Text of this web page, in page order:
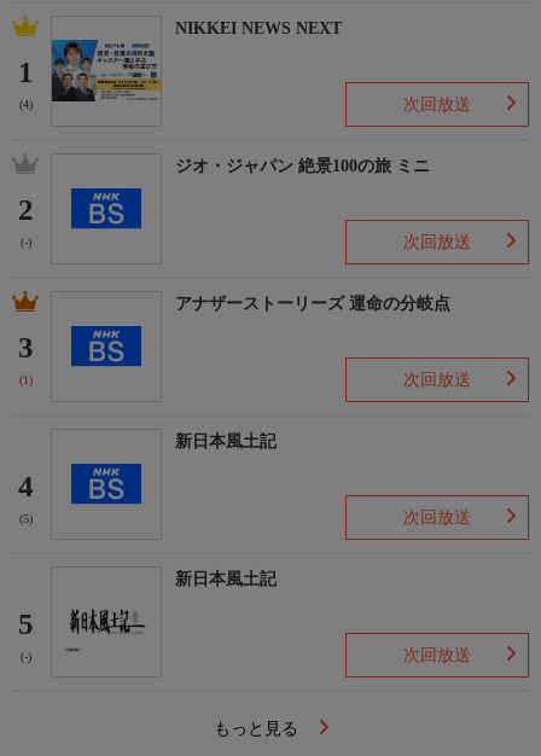
監督・演出
制作
（自由記述）
キーワード１
キーワード２
1
(4)
NIKKEI NEWS NEXT
次回放送
2
(-)
ジオ・ジャパン 絶景100の旅 ミニ
次回放送
3
(1)
アナザーストーリーズ 運命の分岐点
次回放送
4
(5)
新日本風土記
次回放送
5
(-)
新日本風土記
次回放送
もっと見る